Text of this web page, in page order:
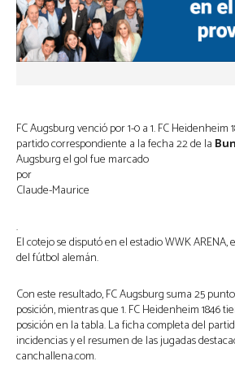
FC Augsburg venció por 1-0 a 1. FC Heidenheim
partido correspondiente a la fecha 22 de la
Augsburg el gol fue marcado
por
Claude-Maurice
.
El cotejo se disputó en el estadio WWK
del fútbol alemán.
Con este resultado, FC Augsburg suma 25
posición, mientras que 1. FC Heidenheim 1846
posición en la tabla. La ficha completa del
incidencias y el resumen de las jugadas
canchallena.com.